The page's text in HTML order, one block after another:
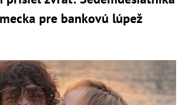
pre bankovú lúpež